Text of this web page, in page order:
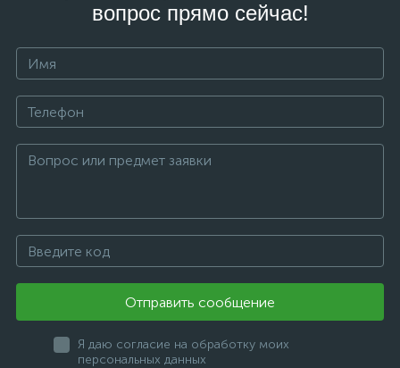
вопрос прямо сейчас!
Отправить сообщение
Я даю согласие на обработку моих
персональных данных